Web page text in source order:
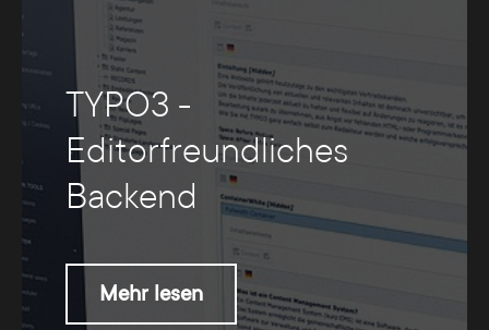
TYPO3 -
Editorfreundliches
Backend
Mehr lesen